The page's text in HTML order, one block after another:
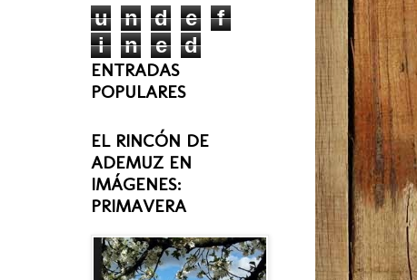
u n d e
f
i
n e d
ENTRADAS
POPULARES
EL RINCÓN DE
ADEMUZ EN
IMÁGENES:
PRIMAVERA